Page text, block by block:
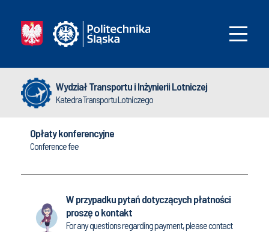
Wydział Transportu i Inżynierii Lotniczej
Katedra Transportu Lotniczego
Opłaty konferencyjne
Conference fee
W przypadku pytań dotyczących płatności
proszę o kontakt
For any questions regarding payment, please contact